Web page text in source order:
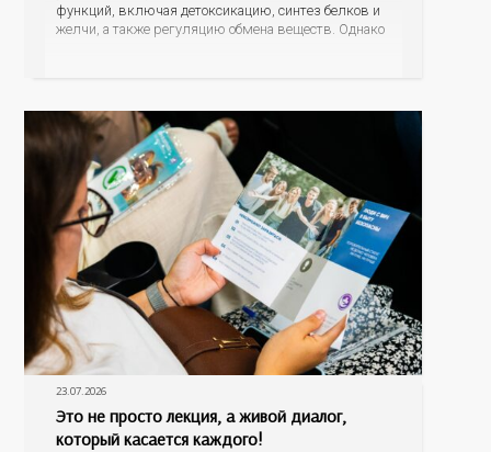
функций, включая детоксикацию, синтез белков и
желчи, а также регуляцию обмена веществ. Однако
23.07.2026
Это не просто лекция, а живой диалог,
который касается каждого!